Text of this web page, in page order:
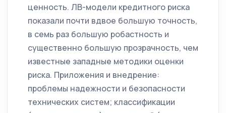
ценность. ЛВ-модели кредитного риска
показали почти вдвое большую точность,
в семь раз большую робастность и
существенно большую прозрачность, чем
известные западные методики оценки
риска. Приложения и внедрение:
проблемы надежности и безопасности
технических систем; классификации